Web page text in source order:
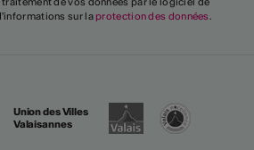
sur la protection des données.
Union des Villes
Valaisannes